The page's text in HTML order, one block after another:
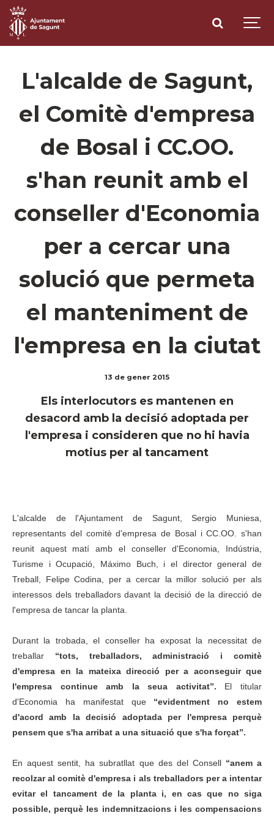
L'alcalde de Sagunt,
el Comitè d'empresa
de Bosal i CC.OO.
s'han reunit amb el
conseller d'Economia
per a cercar una
solució que permeta
el manteniment de
l'empresa en la ciutat
13 de gener 2015
Els interlocutors es mantenen en
desacord amb la decisió adoptada per
l'empresa i consideren que no hi havia
motius per al tancament
L'alcalde de l'Ajuntament de Sagunt, Sergio Muniesa,
representants del comitè d'empresa de Bosal i CC.OO. s'han
reunit aquest matí amb el conseller d'Economia, Indústria,
Turisme i Ocupació, Máximo Buch, i el director general de
Treball, Felipe Codina, per a cercar la millor solució per als
interessos dels treballadors davant la decisió de la direcció de
l'empresa de tancar la planta.
Durant la trobada, el conseller ha exposat la necessitat de
treballar “tots, treballadors, administració i comitè
d'empresa en la mateixa direcció per a aconseguir que
l'empresa continue amb la seua activitat”. El titular
d'Economia ha manifestat que“evidentment no estem
d'acord amb la decisió adoptada per l'empresa perquè
pensem que s'ha arribat a una situació que s'ha forçat”.
En aquest sentit, ha subratllat que des del Consell “anem a
recolzar al comitè d'empresa i als treballadors per a intentar
evitar el tancament de la planta i, en cas que no siga
possible, perquè les indemnitzacions i les compensacions